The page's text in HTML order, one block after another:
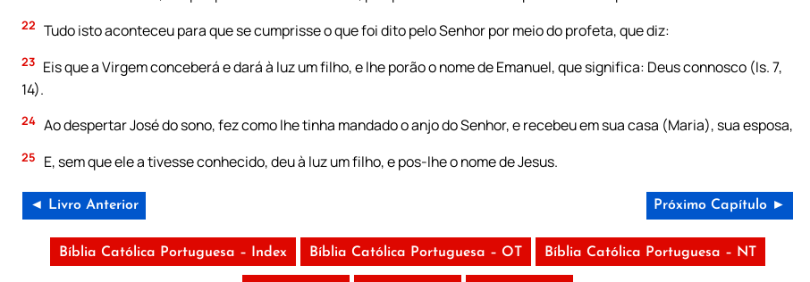
22 Tudo isto aconteceu para que se cumprisse o que foi dito pelo Senhor por meio do profeta, que diz:
23 Eis que a Virgem conceberá e dará à luz um filho, e lhe porão o nome de Emanuel, que significa: Deus connosco (Is. 7,
14).
24 Ao despertar José do sono, fez como lhe tinha mandado o anjo do Senhor, e recebeu em sua casa (Maria), sua esposa,
25 E, sem que ele a tivesse conhecido, deu à luz um filho, e pos-lhe o nome de Jesus.
◄ Livro Anterior Próximo Capítulo ►
Bíblia Católica Portuguesa – Index Bíblia Católica Portuguesa – OT Bíblia Católica Portuguesa – NT